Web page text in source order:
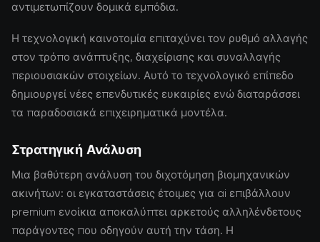
αντιμετωπίζουν δομικά εμπόδια.
Η τεχνολογική καινοτομία επιταχύνει τον ρυθμό αλλαγής
στον τρόπο ανάπτυξης, διαχείρισης και συναλλαγής
περιουσιακών στοιχείων. Αυτό το τεχνολογικό επίπεδο
δημιουργεί νέες επενδυτικές ευκαιρίες ενώ διαταράσσει
τα παραδοσιακά επιχειρηματικά μοντέλα.
Στρατηγική Ανάλυση
Μια βαθύτερη ανάλυση του διχοτόμηση βιομηχανικών
ακινήτων: οι εγκαταστάσεις έτοιμες για ai επιβάλλουν
premium ενοίκια αποκαλύπτει αρκετούς αλληλένδετους
παράγοντες που οδηγούν αυτή την τάση. Η